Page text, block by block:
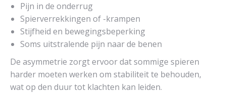
Pijn in de onderrug
Spierverrekkingen of -krampen
Stijfheid en bewegingsbeperking
Soms uitstralende pijn naar de benen
De asymmetrie zorgt ervoor dat sommige spieren
harder moeten werken om stabiliteit te behouden,
wat op den duur tot klachten kan leiden.